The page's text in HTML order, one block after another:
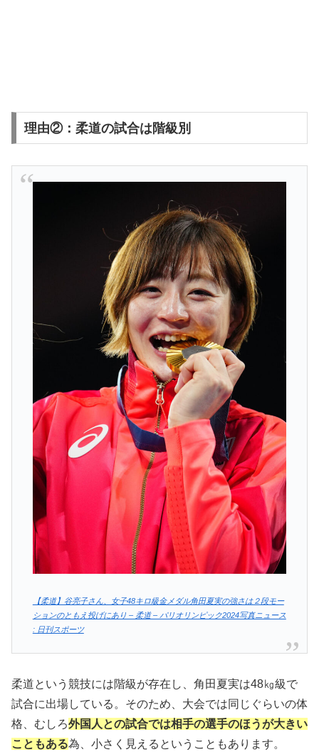
理由②：柔道の試合は階級別
【柔道】谷亮子さん、女子48キロ級金メダル角田夏実の強さは２段モー
ションのともえ投げにあり – 柔道 – パリオリンピック2024写真ニュース
: 日刊スポーツ
柔道という競技には階級が存在し、角田夏実は48㎏級で
試合に出場している。そのため、大会では同じぐらいの体
格、むしろ外国人との試合では相手の選手のほうが大きい
こともある為、小さく見えるということもあります。